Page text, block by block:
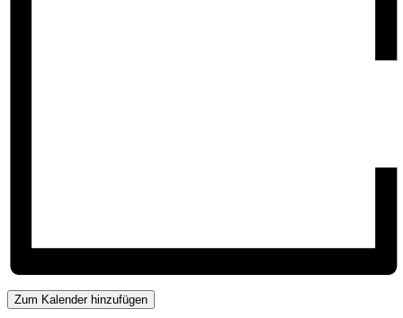
Zum Kalender hinzufügen